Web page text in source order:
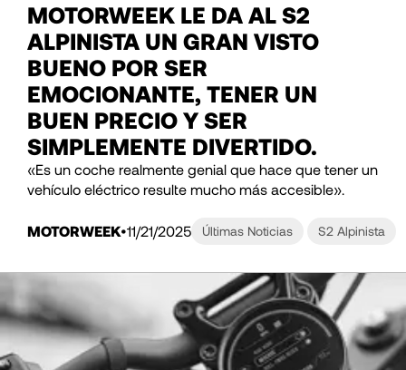
MOTORWEEK LE DA AL S2
ALPINISTA UN GRAN VISTO
BUENO POR SER
EMOCIONANTE, TENER UN
BUEN PRECIO Y SER
SIMPLEMENTE DIVERTIDO.
«Es un coche realmente genial que hace que tener un
vehículo eléctrico resulte mucho más accesible».
MOTORWEEK 11/21/2025 Últimas Noticias S2 Alpinista